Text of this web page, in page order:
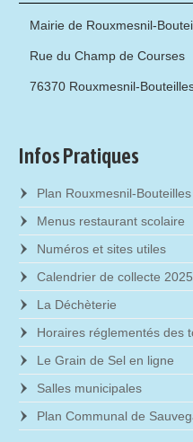
Mairie de Rouxmesnil-
Rue du Champ de Courses
76370 Rouxmesnil-
Infos Pratiques
Plan Rouxmesnil-Bouteilles
Menus restaurant scolaire
Numéros et sites utiles
Calendrier de collecte
La Déchèterie
Horaires réglementés des
Le Grain de Sel en ligne
Salles municipales
Plan Communal de